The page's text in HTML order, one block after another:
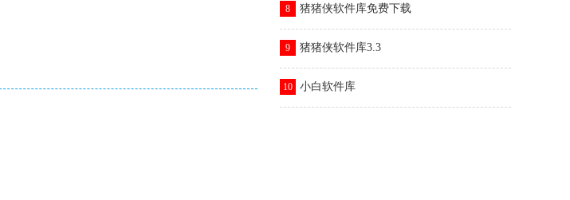
8 猪猪侠软件库免费下载
9 猪猪侠软件库3.3
10 小白软件库